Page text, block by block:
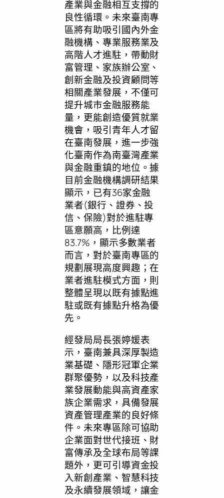
產業與金融相互支撐的
良性循環。未來臺南專
區將有助吸引國內外金
融機構、專業服務業及
高階人才進駐，帶動財
富管理、家族辦公室、
創新金融及投資顧問等
相關產業發展，不僅可
提升城市金融服務能
量，更能創造優質就業
機會，吸引青年人才留
在臺南發展，進一步強
化臺南作為南臺灣產業
與金融重鎮的地位。據
目前金融機構調研結果
顯示，已有36家金融
業者(銀行、證券、投
信、保險)對於進駐專
區意願高，比例達
83.7%，顯示多數業者
而言，對於臺南專區的
規劃展現高度興趣；在
業者進駐模式方面，則
整體呈現以既有據點進
駐或既有據點升格為優
先。
經發局局長張婷媛表
示，臺南兼具深厚製造
業基礎、隱形冠軍企業
群聚優勢，以及科技產
業發展動能與高資產家
族企業需求，具備發展
資產管理產業的良好條
件。未來專區除可協助
企業面對世代接班、財
富傳承及全球布局等課
題外，更可引導資金投
入新創產業、智慧科技
及永續發展領域，讓金